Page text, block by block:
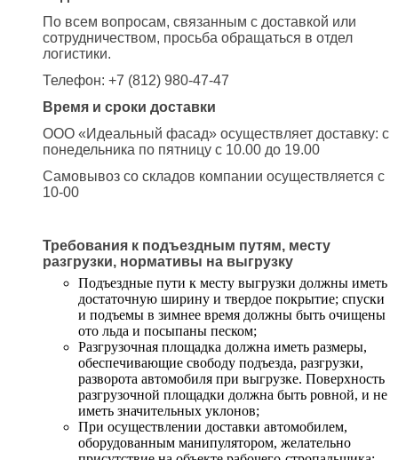
По всем вопросам, связанным с доставкой или
сотрудничеством, просьба обращаться в отдел
логистики.
Телефон: +7 (812) 980-47-47
Время и сроки доставки
ООО «Идеальный фасад» осуществляет доставку: с
понедельника по пятницу с 10.00 до 19.00
Самовывоз со складов компании осуществляется с
10-00
Требования к подъездным путям, месту
разгрузки, нормативы на выгрузку
Подъездные пути к месту выгрузки должны иметь
достаточную ширину и твердое покрытие; спуски
и подъемы в зимнее время должны быть очищены
ото льда и посыпаны песком;
Разгрузочная площадка должна иметь размеры,
обеспечивающие свободу подъезда, разгрузки,
разворота автомобиля при выгрузке. Поверхность
разгрузочной площадки должна быть ровной, и не
иметь значительных уклонов;
При осуществлении доставки автомобилем,
оборудованным манипулятором, желательно